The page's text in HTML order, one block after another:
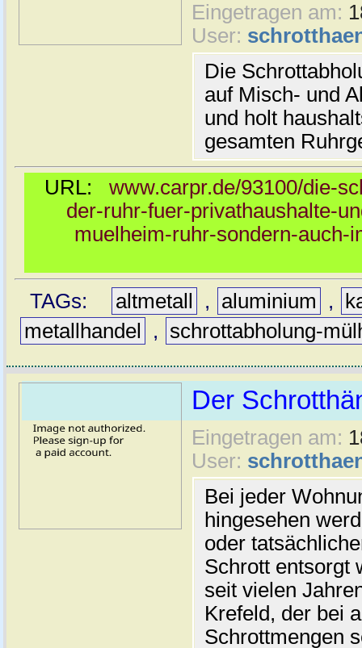
Eingetragen am:
User:
Die
auf Misch- und
und holt
gesamten
URL: www.carpr.de/93100/die-
der-ruhr-fuer-privathaushalte-
muelheim-ruhr-sondern-auch-
TAGs: altmetall , aluminium ,
metallhandel
, schrottabholung-
Der
Eingetragen am:
User:
Bei jeder
hingesehen
oder
Schrott entsorgt
seit vielen
Krefeld, der bei
Schrottmengen